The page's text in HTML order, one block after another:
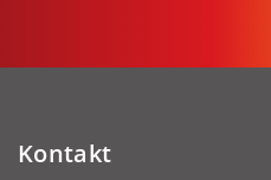
Kontakt